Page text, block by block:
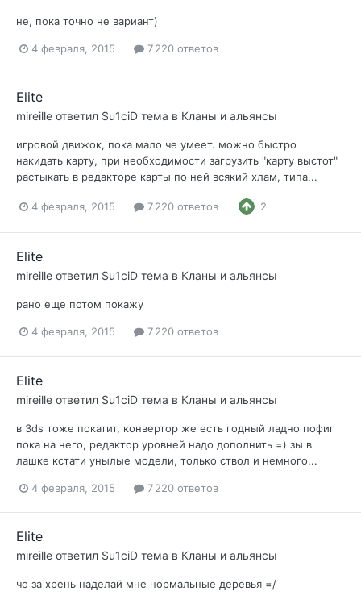
не, пока точно не вариант)
4 февраля, 2015 7 220 ответов
Elite
mireille ответил Su1ciD тема в Кланы и альянсы
игровой движок, пока мало че умеет. можно быстро
накидать карту, при необходимости загрузить "карту выстот"
растыкать в редакторе карты по ней всякий хлам, типа...
4 февраля, 2015 7 220 ответов 2
Elite
mireille ответил Su1ciD тема в Кланы и альянсы
рано еще потом покажу
4 февраля, 2015 7 220 ответов
Elite
mireille ответил Su1ciD тема в Кланы и альянсы
в 3ds тоже покатит, конвертор же есть годный ладно пофиг
пока на него, редактор уровней надо дополнить =) зы в
лашке кстати унылые модели, только ствол и немного...
4 февраля, 2015 7 220 ответов
Elite
mireille ответил Su1ciD тема в Кланы и альянсы
чо за хрень наделай мне нормальные деревья =/